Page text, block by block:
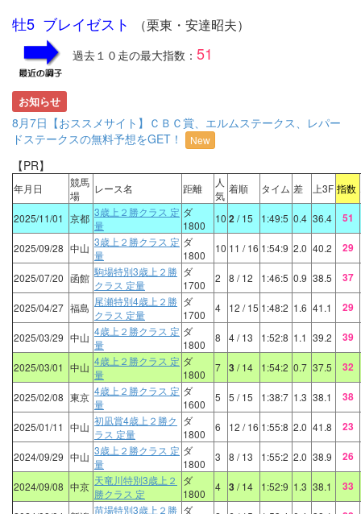
牡5 ブレイゼスト （栗東・安達昭夫）
過去１０走の最大指数： 51
お知らせ
8月7日【おススメサイト】ＣＢＣ賞、エルムステークス、レパー
ドステークスの無料予想をGET！
New
【PR】
年月日
競馬
場
レース名 距離
人
気
着順 タイム 差 上3F 指数
2025/11/01 京都 3歳上２勝クラス 定
量
ダ
1800
10 2/ 15 1:49:5 0.4 36.4 51
2025/09/28 中山 3歳上２勝クラス 定
量
ダ
1800
10 11 / 16 1:54:9 2.0 40.2 29
2025/07/20 函館 駒場特別3歳上２勝
クラス 定量
ダ
1700
2 8 / 12 1:46:5 0.9 38.5 37
2025/04/27 福島 尾瀬特別4歳上２勝
クラス 定量
ダ
1700
4 12 / 15 1:48:2 1.6 41.1 29
2025/03/29 中山 4歳上２勝クラス 定
量
ダ
1800
8 4/ 13 1:52:8 1.1 39.2 39
2025/03/01 中山 4歳上２勝クラス 定
量
ダ
1800
7 3/ 14 1:54:2 0.7 37.5 32
2025/02/08 東京 4歳上２勝クラス 定
量
ダ
1600
5 5 / 15 1:38:7 1.3 38.1 38
2025/01/11 中山 初凪賞4歳上２勝ク
ラス 定量
ダ
1800
6 12 / 16 1:55:8 2.0 41.8 23
2024/09/29 中山 3歳上２勝クラス 定
量
ダ
1800
3 8 / 13 1:55:2 2.0 38.9 26
2024/09/08 中京 天竜川特別3歳上２
勝クラス 定
ダ
1800
4 3/ 14 1:52:9 1.3 38.1 33
苗場特別3歳上２勝 ダ